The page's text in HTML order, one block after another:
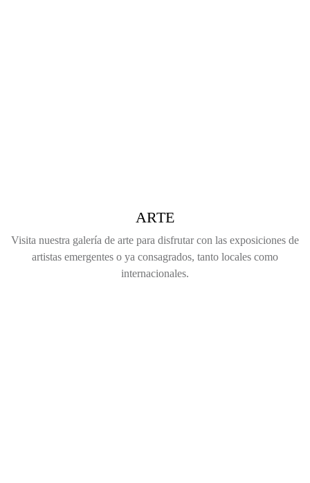
ARTE
Visita nuestra galería de arte para disfrutar con las exposiciones de
artistas emergentes o ya consagrados, tanto locales como
internacionales.